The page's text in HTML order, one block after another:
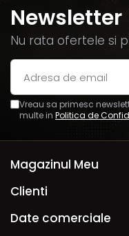
Newsletter
Nu rata ofertele si
Vreau sa primesc
multe in Politica de
Magazinul Meu
Clienti
Date comerciale